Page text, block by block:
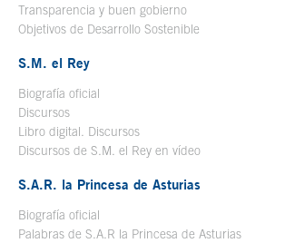
Transparencia y buen gobierno
Objetivos de Desarrollo Sostenible
S.M. el Rey
Biografía oficial
Discursos
Libro digital. Discursos
Discursos de S.M. el Rey en vídeo
S.A.R. la Princesa de Asturias
Biografía oficial
Palabras de S.A.R la Princesa de Asturias